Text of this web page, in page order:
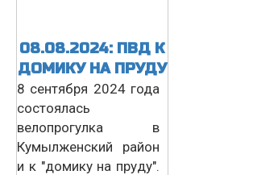
08.08.2024: ПВД К
ДОМИКУ НА ПРУДУ
8 сентября 2024 года
состоялась
велопрогулка в
Кумылженский район
и к "домику на пруду".